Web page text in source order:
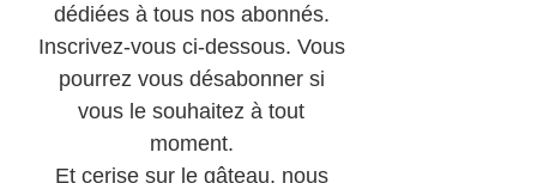
dédiées à tous nos abonnés.
Inscrivez-vous ci-dessous. Vous
pourrez vous désabonner si
vous le souhaitez à tout
moment.
Et cerise sur le gâteau, nous